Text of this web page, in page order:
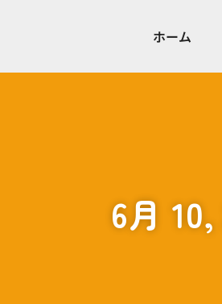
ホーム
6月